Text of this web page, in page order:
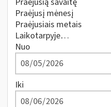
Praėjusį mėnesį
Praėjusiais metais
Laikotarpyje…
Nuo
Iki